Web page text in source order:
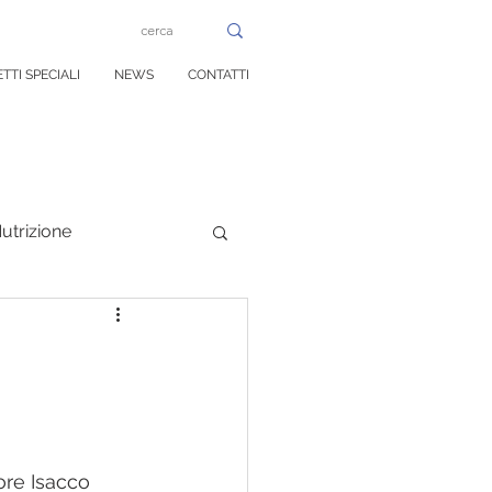
SPECIALI NEWS CONTATTI
Isacco